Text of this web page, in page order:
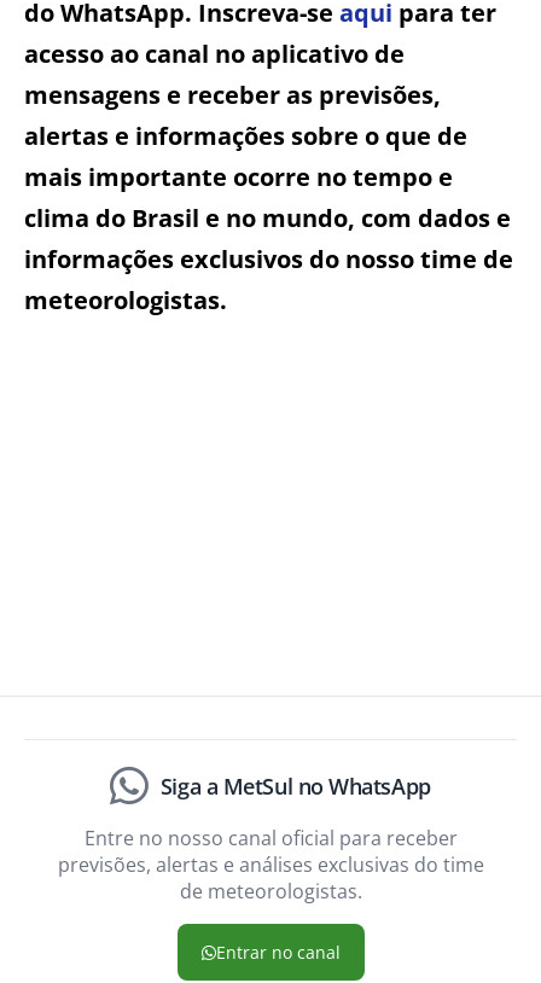
do WhatsApp. Inscreva-se aqui para ter
acesso ao canal no aplicativo de
mensagens e receber as previsões,
alertas e informações sobre o que de
mais importante ocorre no tempo e
clima do Brasil e no mundo, com dados e
informações exclusivos do nosso time de
meteorologistas.
Siga a MetSul no WhatsApp
Entre no nosso canal oficial para receber
previsões, alertas e análises exclusivas do time
de meteorologistas.
Entrar no canal